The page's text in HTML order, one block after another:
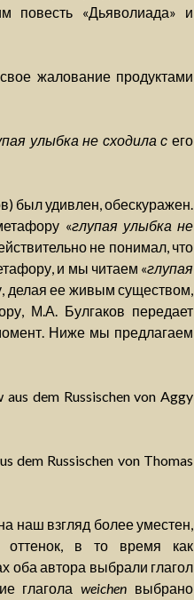
повесть «Дьяволиада» и
жалование продуктами
улыбка не сходила с его
был удивлен, обескуражен.
«глупая улыбка не
не понимал, что
и мы читаем «глупая
делая ее живым существом,
М.А. Булгаков передает
Ниже мы предлагаем
dem Russischen von Aggy
dem Russischen von Thomas
наш взгляд более уместен,
оттенок, в то время как
оба автора выбрали глагол
глаголаweichen выбрано